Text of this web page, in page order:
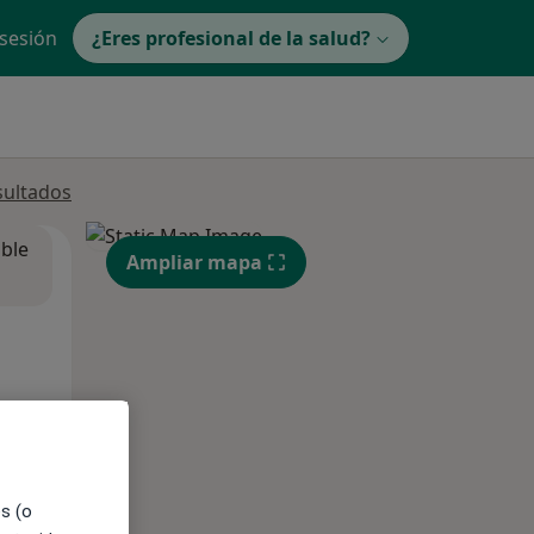
¿Eres profesional de la salud?
Ampliar mapa
(o